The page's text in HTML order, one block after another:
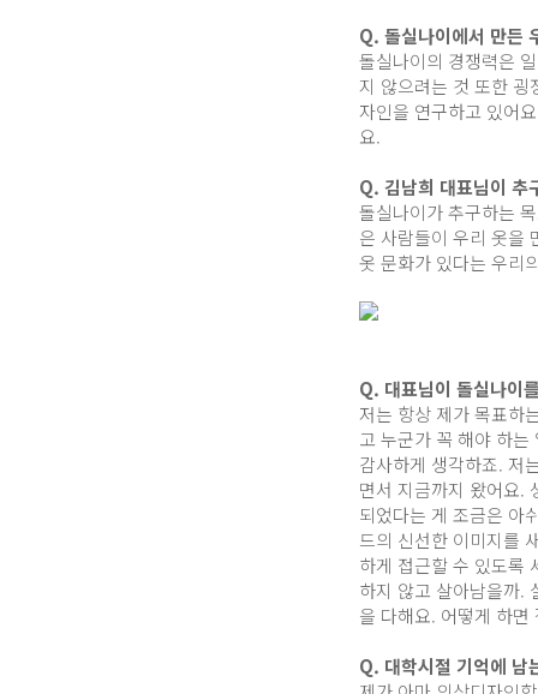
Q. 돌실나이에서 만든
돌실나이의 경쟁력은
지 않으려는 것 또한
자인을 연구하고 있어
요.
Q. 김남희 대표님이 추
돌실나이가 추구하는
은 사람들이 우리 옷을
옷 문화가 있다는 우리
Q. 대표님이 돌실나이
저는 항상 제가 목표하
고 누군가 꼭 해야 하
감사하게 생각하죠. 저
면서 지금까지 왔어요.
되었다는 게 조금은 아
드의 신선한 이미지를
하게 접근할 수 있도록
하지 않고 살아남을까.
을 다해요. 어떻게 하
Q. 대학시절 기억에 남